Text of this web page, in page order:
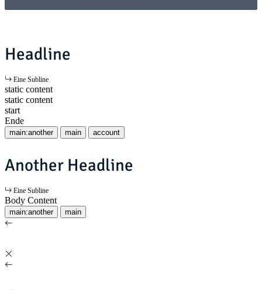
Headline
Eine Subline
static content
static content
start
Ende
main:another main account
Another Headline
Eine Subline
Body Content
main:another main